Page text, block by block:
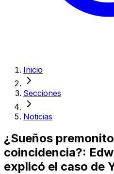
Inicio
Secciones
Noticias
¿Sueños
coincidencia?:
explicó el caso de